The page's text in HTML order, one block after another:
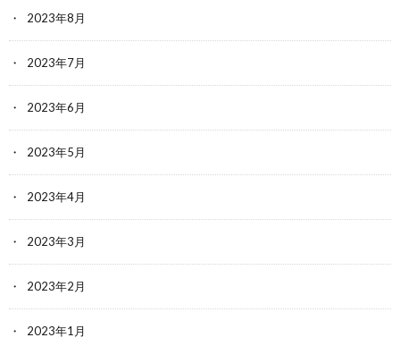
2023年8月
2023年7月
2023年6月
2023年5月
2023年4月
2023年3月
2023年2月
2023年1月